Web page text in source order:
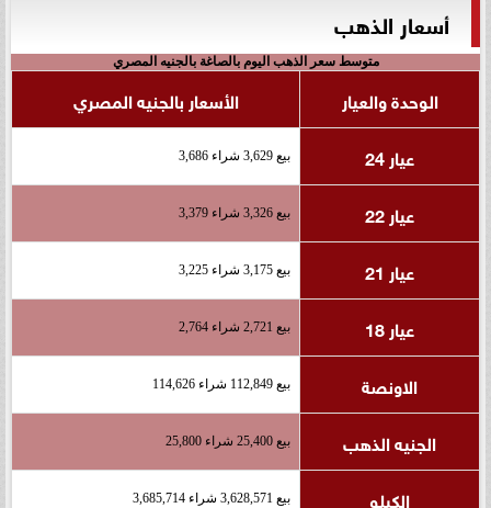
أسعار الذهب
متوسط سعر الذهب اليوم بالصاغة بالجنيه المصري
الوحدة والعيار
الأسعار بالجنيه المصري
عيار 24
بيع 3,629 شراء 3,686
عيار 22 بيع 3,326 شراء 3,379
عيار 21 بيع 3,175 شراء 3,225
عيار 18 بيع 2,721 شراء 2,764
الاونصة بيع 112,849 شراء 114,626
الجنيه الذهب بيع 25,400 شراء 25,800
الكيلو بيع 3,628,571 شراء 3,685,714